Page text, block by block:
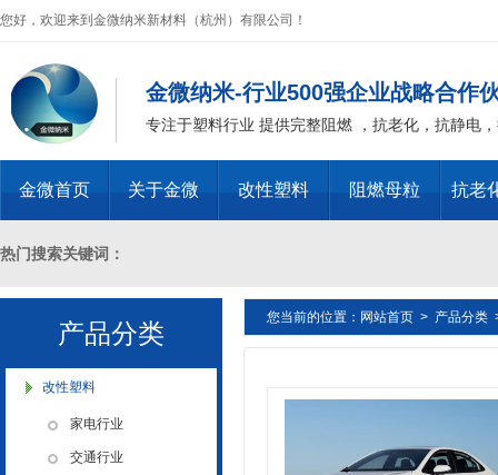
您好，欢迎来到金微纳米新材料（杭州）有限公司！
金微纳米-行业500强企业战略合作
专注于塑料行业 提供完整阻燃 ，抗老化，抗静电
金微首页 关于金微 改性塑料 阻燃母粒 抗老
热门搜索关键词：
十溴二苯乙烷母粒，三氧化二锑母粒，三氧化二锑替代物 PVC 无卤
燃 ABS阻燃 ，PA 阻燃，PET阻燃 ，PBT阻燃 ，环氧树脂阻燃，玻璃
化，抗静电母粒，阻燃料，抗老化料，环氧树脂抗老化，油漆涂料抗菌
产品分类
改性塑料
家电行业
交通行业
您当前的位置： 网站首页 > 产品分类